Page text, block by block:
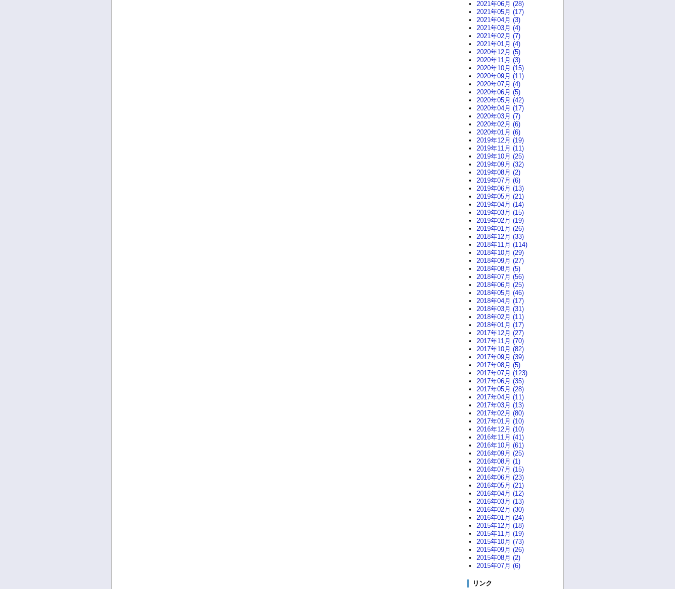
2021年06月 (28)
2021年05月 (17)
2021年04月 (3)
2021年03月 (4)
2021年02月 (7)
2021年01月 (4)
2020年12月 (5)
2020年11月 (3)
2020年10月 (15)
2020年09月 (11)
2020年07月 (4)
2020年06月 (5)
2020年05月 (42)
2020年04月 (17)
2020年03月 (7)
2020年02月 (6)
2020年01月 (6)
2019年12月 (19)
2019年11月 (11)
2019年10月 (25)
2019年09月 (32)
2019年08月 (2)
2019年07月 (6)
2019年06月 (13)
2019年05月 (21)
2019年04月 (14)
2019年03月 (15)
2019年02月 (19)
2019年01月 (26)
2018年12月 (33)
2018年11月 (114)
2018年10月 (29)
2018年09月 (27)
2018年08月 (5)
2018年07月 (56)
2018年06月 (25)
2018年05月 (46)
2018年04月 (17)
2018年03月 (31)
2018年02月 (11)
2018年01月 (17)
2017年12月 (27)
2017年11月 (70)
2017年10月 (82)
2017年09月 (39)
2017年08月 (5)
2017年07月 (123)
2017年06月 (35)
2017年05月 (28)
2017年04月 (11)
2017年03月 (13)
2017年02月 (80)
2017年01月 (10)
2016年12月 (10)
2016年11月 (41)
2016年10月 (61)
2016年09月 (25)
2016年08月 (1)
2016年07月 (15)
2016年06月 (23)
2016年05月 (21)
2016年04月 (12)
2016年03月 (13)
2016年02月 (30)
2016年01月 (24)
2015年12月 (18)
2015年11月 (19)
2015年10月 (73)
2015年09月 (26)
2015年08月 (2)
2015年07月 (6)
リンク